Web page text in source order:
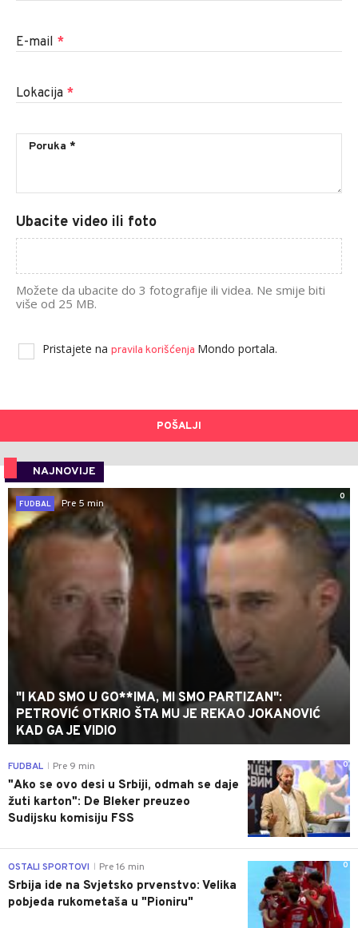
E-mail *
Lokacija *
Ubacite video ili foto
Možete da ubacite do 3 fotografije ili videa. Ne smije biti
više od 25 MB.
Pristajete na pravila korišćenja Mondo portala.
POŠALJI
NAJNOVIJE
0
FUDBAL
Pre 5 min
"I KAD SMO U GO**IMA, MI SMO PARTIZAN":
PETROVIĆ OTKRIO ŠTA MU JE REKAO JOKANOVIĆ
KAD GA JE VIDIO
0
FUDBAL Pre 9 min
"Ako se ovo desi u Srbiji, odmah se daje
žuti karton": De Bleker preuzeo
Sudijsku komisiju FSS
0
OSTALI SPORTOVI Pre 16 min
Srbija ide na Svjetsko prvenstvo: Velika
pobjeda rukometaša u "Pioniru"